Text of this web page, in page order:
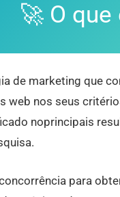
🚀 O
de marketing que
web nos seus
noprincipais
para